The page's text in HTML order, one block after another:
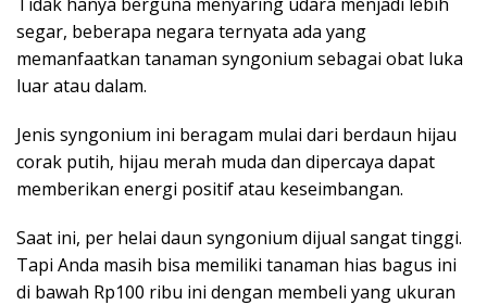
segar, beberapa negara ternyata ada yang
memanfaatkan tanaman syngonium sebagai obat luka
luar atau dalam.
Jenis syngonium ini beragam mulai dari berdaun hijau
corak putih, hijau merah muda dan dipercaya dapat
memberikan energi positif atau keseimbangan.
Saat ini, per helai daun syngonium dijual sangat tinggi.
Tapi Anda masih bisa memiliki tanaman hias bagus ini
di bawah Rp100 ribu ini dengan membeli yang ukuran